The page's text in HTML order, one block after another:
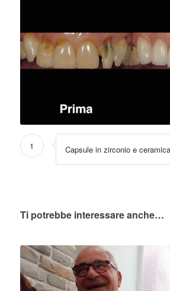
1 Capsule in zirconio e
Ti potrebbe interessare anche…